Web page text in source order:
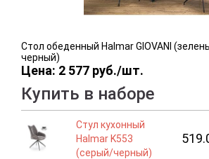
Стол обеденный Halmar GIOVANI
черный)
Цена: 2 577 руб./шт.
Купить в наборе
Стул кухонный
Halmar K553
(серый/черный)